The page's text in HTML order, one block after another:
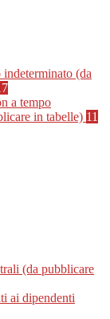
indeterminato (da
a tempo
in tabelle) 11
(da pubblicare
ai dipendenti